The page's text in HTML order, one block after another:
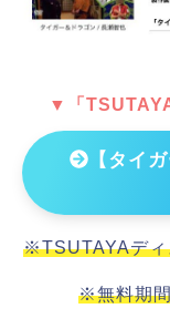
▼「
【タイ
※TSUTAYAディ
※無料期